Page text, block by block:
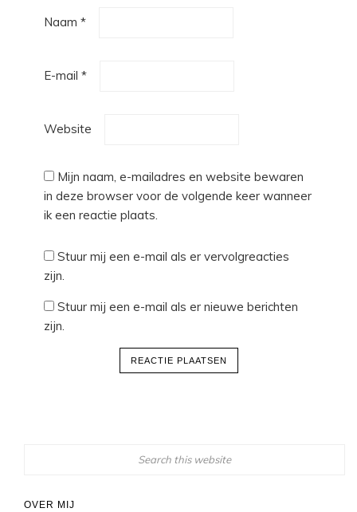
Naam *
E-mail *
Website
Mijn naam, e-mailadres en website bewaren
in deze browser voor de volgende keer wanneer
ik een reactie plaats.
Stuur mij een e-mail als er vervolgreacties
zijn.
Stuur mij een e-mail als er nieuwe berichten
zijn.
OVER MIJ